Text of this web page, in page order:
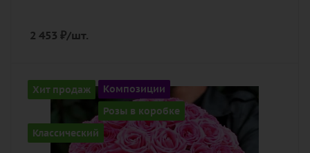
2 453 ₽/шт.
Хит продаж Композиции
Розы в коробке
Классический
Количество
101
Цвет
розовый